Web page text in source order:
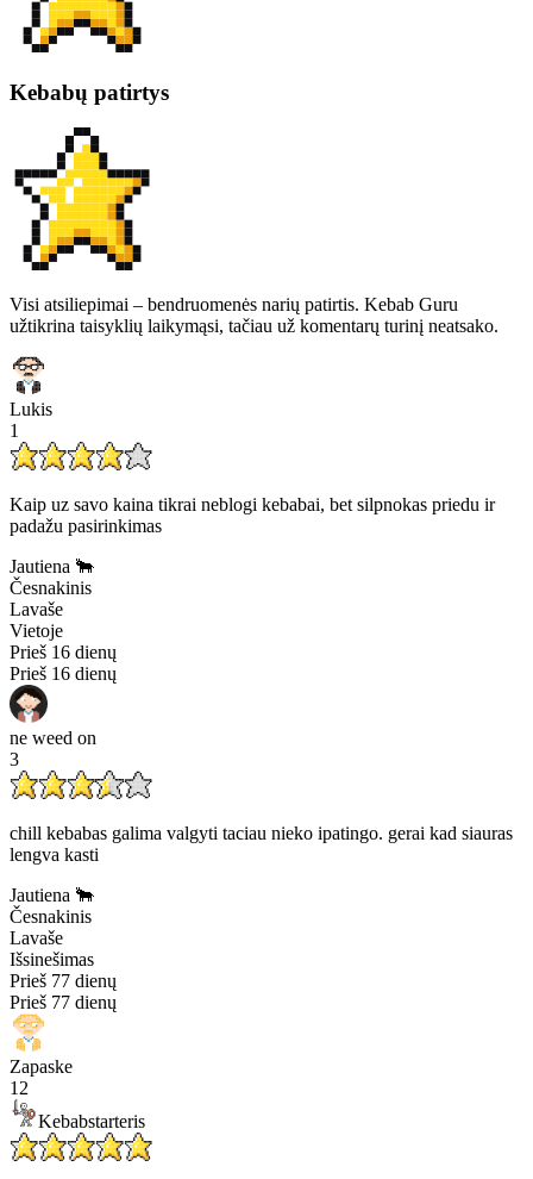
Kebabų patirtys
Visi atsiliepimai – bendruomenės narių patirtis. Kebab Guru
užtikrina taisyklių laikymąsi, tačiau už komentarų turinį neatsako.
Lukis
1
Kaip uz savo kaina tikrai neblogi kebabai, bet silpnokas priedu ir
padažu pasirinkimas
Jautiena 🐂
Česnakinis
Lavaše
Vietoje
Prieš 16 dienų
Prieš 16 dienų
ne weed on
3
chill kebabas galima valgyti taciau nieko ipatingo. gerai kad siauras
lengva kasti
Jautiena 🐂
Česnakinis
Lavaše
Išsinešimas
Prieš 77 dienų
Prieš 77 dienų
Zapaske
12
Kebabstarteris